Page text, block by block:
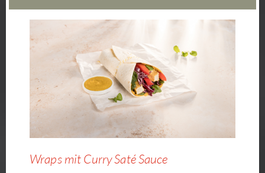
Wraps mit Curry Saté Sauce